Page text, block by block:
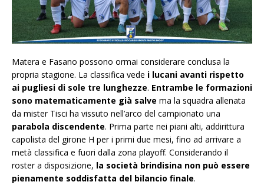
Matera e Fasano possono ormai considerare conclusa la
propria stagione. La classifica vede i lucani avanti rispetto
ai pugliesi di sole tre lunghezze. Entrambe le formazioni
sono matematicamente già salve ma la squadra allenata
da mister Tisci ha vissuto nell’arco del campionato una
parabola discendente. Prima parte nei piani alti, addirittura
capolista del girone H per i primi due mesi, fino ad arrivare a
metà classifica e fuori dalla zona playoff. Considerando il
roster a disposizione, la società brindisina non può essere
pienamente soddisfatta del bilancio finale.